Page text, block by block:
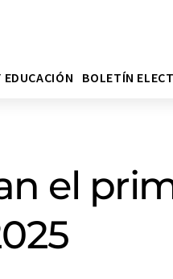
BOLETÍN
el